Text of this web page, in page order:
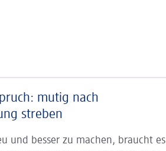
mutig nach
streben
und besser zu machen, braucht es